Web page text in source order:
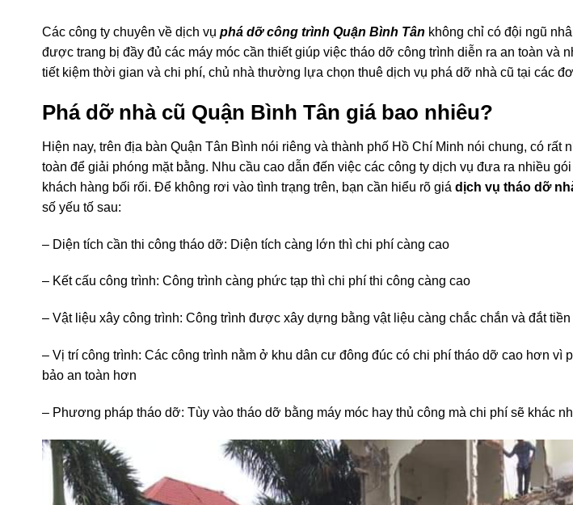
Các công ty chuyên về dịch vụ phá dỡ công trình Quận Bình Tân không chỉ có đội ngũ
được trang bị đầy đủ các máy móc cần thiết giúp việc tháo dỡ công trình diễn ra an toàn và
tiết kiệm thời gian và chi phí, chủ nhà thường lựa chọn thuê dịch vụ phá dỡ nhà cũ tại các
Phá dỡ nhà cũ Quận Bình Tân giá bao nhiêu?
Hiện nay, trên địa bàn Quận Tân Bình nói riêng và thành phố Hồ Chí Minh nói chung, có rất
toàn để giải phóng mặt bằng. Nhu cầu cao dẫn đến việc các công ty dịch vụ đưa ra nhiều
khách hàng bối rối. Để không rơi vào tình trạng trên, bạn cần hiểu rõ giá dịch vụ tháo dỡ
số yếu tố sau:
– Diện tích cần thi công tháo dỡ: Diện tích càng lớn thì chi phí càng cao
– Kết cấu công trình: Công trình càng phức tạp thì chi phí thi công càng cao
– Vật liệu xây công trình: Công trình được xây dựng bằng vật liệu càng chắc chắn và đắt
– Vị trí công trình: Các công trình nằm ở khu dân cư đông đúc có chi phí tháo dỡ cao hơn vì
bảo an toàn hơn
– Phương pháp tháo dỡ: Tùy vào tháo dỡ bằng máy móc hay thủ công mà chi phí sẽ khác